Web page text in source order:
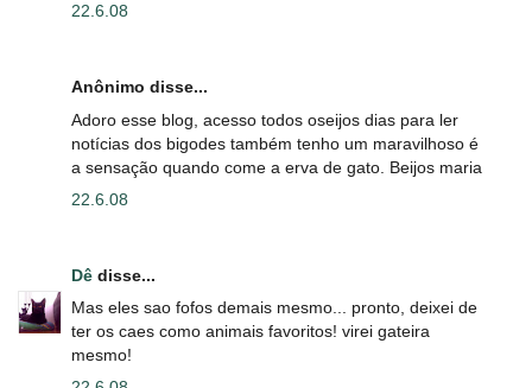
22.6.08
Anônimo disse...
Adoro esse blog, acesso todos oseijos dias para ler
notícias dos bigodes também tenho um maravilhoso é
a sensação quando come a erva de gato. Beijos maria
22.6.08
Dê disse...
Mas eles sao fofos demais mesmo... pronto, deixei de
ter os caes como animais favoritos! virei gateira
mesmo!